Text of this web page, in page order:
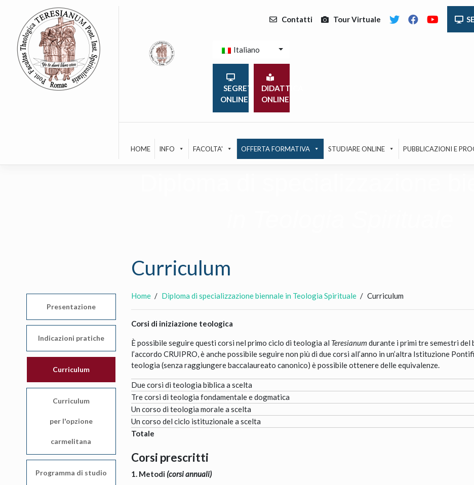
content
Contatti Tour Virtuale
Italiano
SEGRETERIA
ONLINE
DIDATTICA
ONLINE
HOME INFO FACOLTA' OFFERTA FORMATIVA STUDIARE ONLINE PUBBLICAZIONI E
Presentazione
Indicazioni pratiche
Curriculum
Curriculum
per l'opzione
carmelitana
Programma di studio
Curriculum
Home Diploma di specializzazione biennale in Teologia Spirituale Curriculum
Corsi di iniziazione teologica
È possibile seguire questi corsi nel primo ciclo di teologia al Teresianum durante i primi tre semestri del
l’accordo CRUIPRO, è anche possibile seguire non più di due corsi all’anno in un’altra Istituzione
teologia (senza raggiungere baccalaureato canonico) è possibile ottenere delle equivalenze.
Due corsi di teologia biblica a scelta
Tre corsi di teologia fondamentale e dogmatica
Un corso di teologia morale a scelta
Un corso del ciclo istituzionale a scelta
Totale
Corsi prescritti
1. Metodi(corsi annuali)